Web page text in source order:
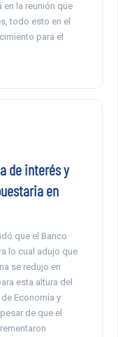
la reunión que
todo esto en el
para el
de interés y
en
que el Banco
lo cual adujo que
se redujo en
esta altura del
Economía y
de que el